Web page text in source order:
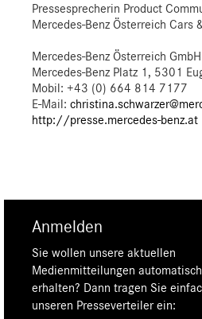
Pressesprecherin Product
Mercedes-Benz Österreich Cars
Mercedes-Benz Österreich GmbH
Mercedes-Benz Platz 1, 5301
Mobil: +43 (0) 664 814 7177
E-Mail:
http://presse.mercedes-benz.at
Anmelden
Sie wollen unsere aktuellen
Medienmitteilungen automatisch
erhalten? Dann tragen Sie
unseren Presseverteiler ein: